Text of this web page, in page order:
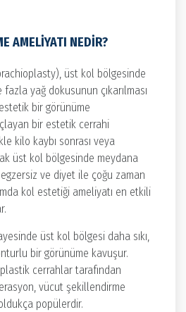
AMELIYATI NEDIR?
üst kol bölgesinde
yağ dokusunun çıkarılması
bir görünüme
bir estetik cerrahi
kilo kaybı sonrası veya
üst kol bölgesinde meydana
ve diyet ile çoğu zaman
kol estetiği ameliyatı en etkili
üst kol bölgesi daha sıkı,
bir görünüme kavuşur.
cerrahlar tarafından
vücut şekillendirme
popülerdir.